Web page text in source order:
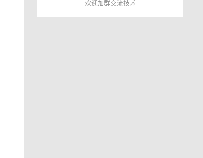
欢迎加群交流技术